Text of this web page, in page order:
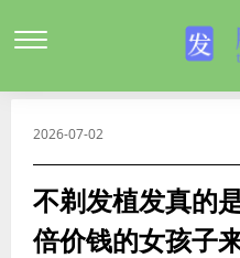
2026-07-02
不剃发植发真的
倍价钱的女孩子